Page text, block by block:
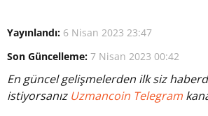
Yayınlandı: 6 Nisan 2023 23:47
Son Güncelleme: 7 Nisan 2023 00:42
En güncel gelişmelerden ilk siz
istiyorsanız Uzmancoin Telegram